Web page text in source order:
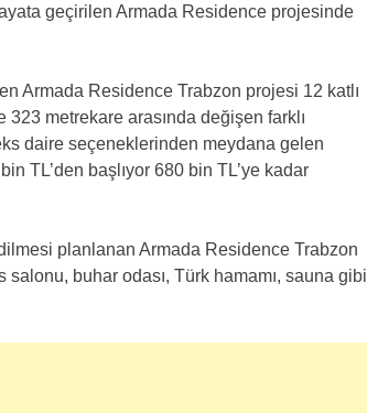
geçirilen Armada Residence projesinde
Armada Residence Trabzon projesi 12 katlı
metrekare arasında değişen farklı
daire seçeneklerinden meydana gelen
TL’den başlıyor 680 bin TL’ye kadar
planlanan Armada Residence Trabzon
salonu, buhar odası, Türk hamamı, sauna gibi